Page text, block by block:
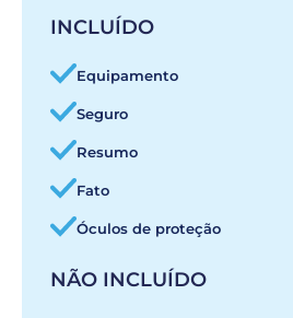
INCLUÍDO
Equipamento
Seguro
Resumo
Fato
Óculos de proteção
NÃO INCLUÍDO